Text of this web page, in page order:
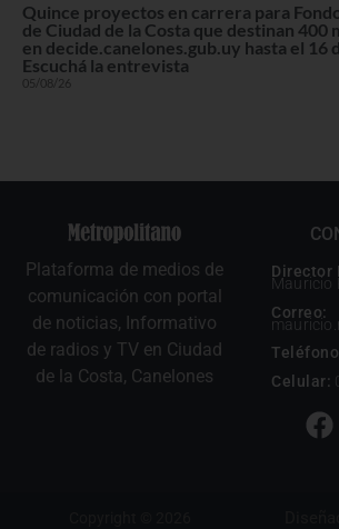
Quince proyectos en carrera para
de Ciudad de la Costa que destinan 400
en decide.canelones.gub.uy hasta el 16
Escuchá la entrevista
05/08/26
Plataforma de medios de
comunicación con portal
de noticias, Informativo
de radios y TV en Ciudad
de la Costa, Canelones
Director
Mauricio
Correo:
Celular: